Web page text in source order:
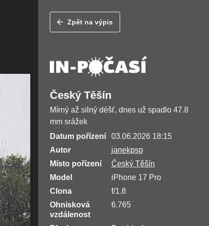
Zpět na výpis
Český Těšín
Mírný až silný déšť, dnes už spadlo 47.8
mm srážek
Datum pořízení
03.06.2026 18:15
Autor
janekpsp
Místo pořízení
Český Těšín
Model
iPhone 17 Pro
Clona
f/1.8
Ohnisková
vzdálenost
6.765